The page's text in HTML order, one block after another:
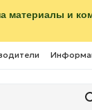
материалы и